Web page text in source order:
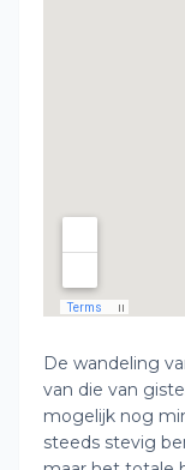
De wandeling
van die van
mogelijk nog
steeds stevig